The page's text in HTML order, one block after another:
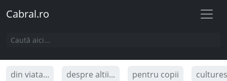
Cabral.ro
din viata... despre altii... pentru copii